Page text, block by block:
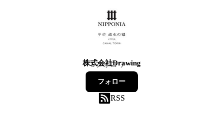
株式会社Drawing
5フォロワー
フォロー
RSS